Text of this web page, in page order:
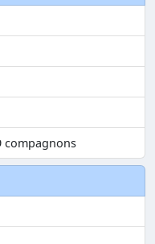
compagnons